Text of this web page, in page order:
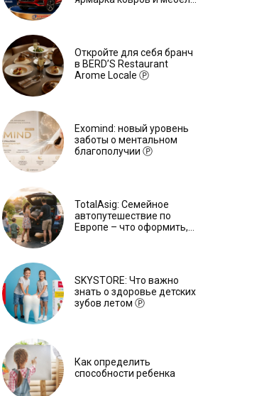
Откройте для себя бранч
в BERD’S Restaurant
Arome Locale Ⓟ
Exomind: новый уровень
заботы о ментальном
благополучии Ⓟ
TotalAsig: Семейное
автопутешествие по
Европе – что оформить,
SKYSTORE: Что важно
знать о здоровье детских
зубов летом Ⓟ
Как определить
способности ребенка